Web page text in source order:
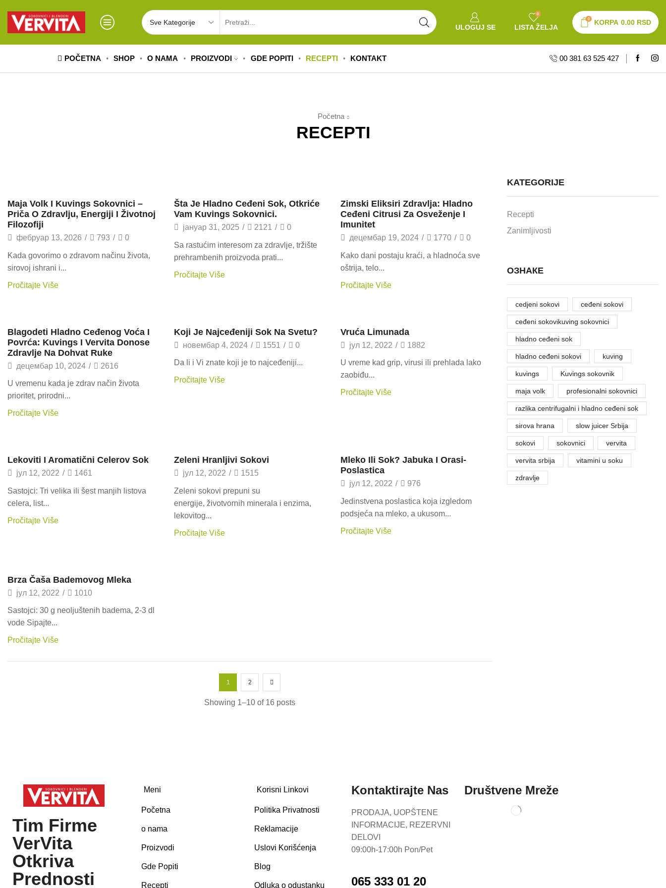
ULOGUJ SE
0
LISTA ŽELJA
0 KORPA 0.00 RSD
POČETNA SHOP O NAMA PROIZVODI GDE POPITI RECEPTI KONTAKT 00 381 63 525 427
Početna
RECEPTI
Zanimljivosti
Maja Volk I Kuvings Sokovnici –
Priča O Zdravlju, Energiji I Životnoj
Filozofiji
фебруар 13, 2026 / 793 / 0
Kada govorimo o zdravom načinu života,
sirovoj ishrani i...
Pročitajte Više
Zanimljivosti
Šta Je Hladno Ceđeni Sok, Otkriće
Vam Kuvings Sokovnici.
јануар 31, 2025 / 2121 / 0
Sa rastućim interesom za zdravlje, tržište
prehrambenih proizvoda prati...
Pročitajte Više
Recepti
Zimski Eliksiri Zdravlja: Hladno
Ceđeni Citrusi Za Osveženje I
Imunitet
децембар 19, 2024 / 1770 / 0
Kako dani postaju kraći, a hladnoća sve
oštrija, telo...
Pročitajte Više
Zanimljivosti
Blagodeti Hladno Ceđenog Voća I
Povrća: Kuvings I Vervita Donose
Zdravlje Na Dohvat Ruke
децембар 10, 2024 / 2616
U vremenu kada je zdrav način života
prioritet, prirodni...
Pročitajte Više
Zanimljivosti
Koji Je Najceđeniji Sok Na Svetu?
новембар 4, 2024 / 1551 / 0
Da li i Vi znate koji je to najceđeniji...
Pročitajte Više
Recepti
Vruća Limunada
јул 12, 2022 / 1882
U vreme kad grip, virusi ili prehlada lako
zaobiđu...
Pročitajte Više
Recepti
Lekoviti I Aromatični Celerov Sok
јул 12, 2022 / 1461
Sastojci: Tri velika ili šest manjih listova
celera, list...
Pročitajte Više
Recepti
Zeleni Hranljivi Sokovi
јул 12, 2022 / 1515
Zeleni sokovi prepuni su
energije, životvornih minerala i enzima,
lekovitog...
Pročitajte Više
Recepti
Mleko Ili Sok? Jabuka I Orasi-
Poslastica
јул 12, 2022 / 976
Jedinstvena poslastica koja izgledom
podsjeća na mleko, a ukusom...
Pročitajte Više
Recepti
Brza Čaša Bademovog Mleka
јул 12, 2022 / 1010
Sastojci: 30 g neoljuštenih badema, 2-3 dl
vode Sipajte...
Pročitajte Više
Showing 1–10 of 16 posts
1 2
KATEGORIJE
Recepti
Zanimljivosti
ОЗНАКЕ
cedjeni sokovi ceđeni sokovi
ceđeni sokovikuving sokovnici
hladno ceđeni sok
hladno ceđeni sokovi kuving
kuvings Kuvings sokovnik
maja volk profesionalni sokovnici
razlika centrifugalni i hladno ceđeni sok
sirova hrana slow juicer Srbija
sokovi sokovnici vervita
vervita srbija vitamini u soku
zdravlje
Tim Firme
VerVita
Otkriva
Prednosti
Meni
Početna
o nama
Proizvodi
Gde Popiti
Recepti
Korisni Linkovi
Politika Privatnosti
Reklamacije
Uslovi Korišćenja
Blog
Odluka o odustanku
Kontaktirajte Nas
PRODAJA, UOPŠTENE
INFORMACIJE, REZERVNI
DELOVI
09:00h-17:00h Pon/Pet
065 333 01 20
Društvene Mreže